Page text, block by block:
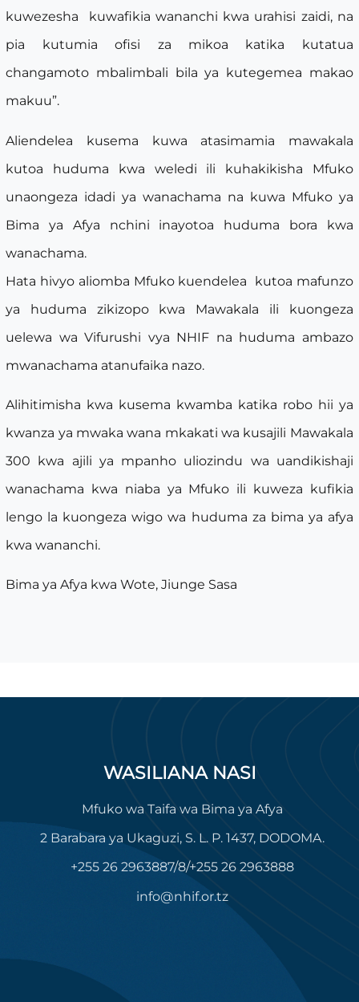
kuwezesha kuwafikia wananchi kwa urahisi zaidi, na
pia kutumia ofisi za mikoa katika kutatua
changamoto mbalimbali bila ya kutegemea makao
makuu”.
Aliendelea kusema kuwa atasimamia mawakala
kutoa huduma kwa weledi ili kuhakikisha Mfuko
unaongeza idadi ya wanachama na kuwa Mfuko ya
Bima ya Afya nchini inayotoa huduma bora kwa
wanachama.
Hata hivyo aliomba Mfuko kuendelea kutoa mafunzo
ya huduma zikizopo kwa Mawakala ili kuongeza
uelewa wa Vifurushi vya NHIF na huduma ambazo
mwanachama atanufaika nazo.
Alihitimisha kwa kusema kwamba katika robo hii ya
kwanza ya mwaka wana mkakati wa kusajili Mawakala
300 kwa ajili ya mpanho uliozindu wa uandikishaji
wanachama kwa niaba ya Mfuko ili kuweza kufikia
lengo la kuongeza wigo wa huduma za bima ya afya
kwa wananchi.
Bima ya Afya kwa Wote, Jiunge Sasa
WASILIANA NASI
Mfuko wa Taifa wa Bima ya Afya
2 Barabara ya Ukaguzi, S. L. P. 1437, DODOMA.
+255 26 2963887/8/+255 26 2963888
info@nhif.or.tz